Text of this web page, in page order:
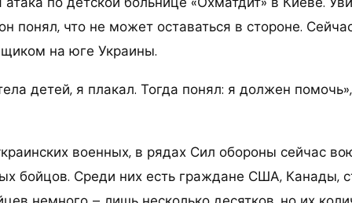
понял, что не может оставаться в стороне.
на юге Украины.
детей, я плакал. Тогда понял: я должен
военных, в рядах Сил обороны сейчас
бойцов. Среди них есть граждане США, Канады,